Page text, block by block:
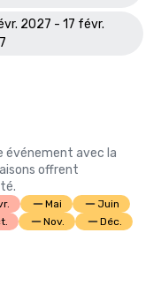
2027 - 17 févr.
événement avec la
offrent
Mai
Juin
Nov. Déc.